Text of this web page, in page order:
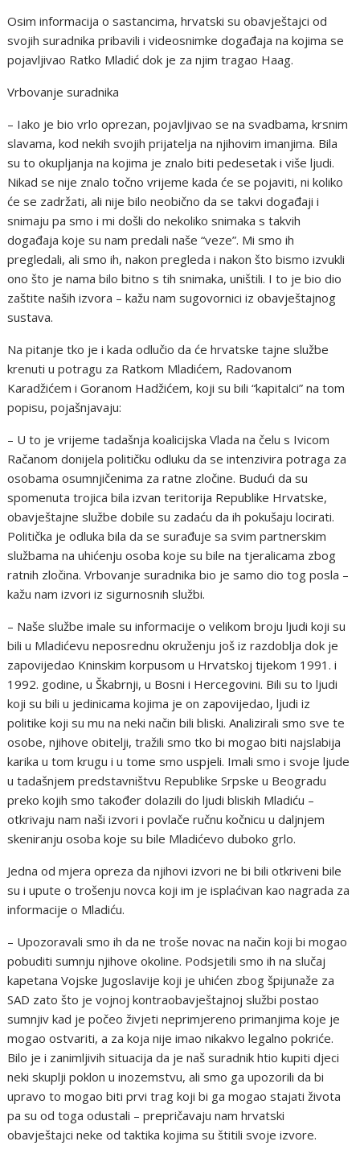
Osim informacija o sastancima, hrvatski su obavještajci od
svojih suradnika pribavili i videosnimke događaja na kojima se
pojavljivao Ratko Mladić dok je za njim tragao Haag.
Vrbovanje suradnika
– Iako je bio vrlo oprezan, pojavljivao se na svadbama, krsnim
slavama, kod nekih svojih prijatelja na njihovim imanjima. Bila
su to okupljanja na kojima je znalo biti pedesetak i više ljudi.
Nikad se nije znalo točno vrijeme kada će se pojaviti, ni koliko
će se zadržati, ali nije bilo neobično da se takvi događaji i
snimaju pa smo i mi došli do nekoliko snimaka s takvih
događaja koje su nam predali naše “veze”. Mi smo ih
pregledali, ali smo ih, nakon pregleda i nakon što bismo izvukli
ono što je nama bilo bitno s tih snimaka, uništili. I to je bio dio
zaštite naših izvora – kažu nam sugovornici iz obavještajnog
sustava.
Na pitanje tko je i kada odlučio da će hrvatske tajne službe
krenuti u potragu za Ratkom Mladićem, Radovanom
Karadžićem i Goranom Hadžićem, koji su bili “kapitalci” na tom
popisu, pojašnjavaju:
– U to je vrijeme tadašnja koalicijska Vlada na čelu s Ivicom
Račanom donijela političku odluku da se intenzivira potraga za
osobama osumnjičenima za ratne zločine. Budući da su
spomenuta trojica bila izvan teritorija Republike Hrvatske,
obavještajne službe dobile su zadaću da ih pokušaju locirati.
Politička je odluka bila da se surađuje sa svim partnerskim
službama na uhićenju osoba koje su bile na tjeralicama zbog
ratnih zločina. Vrbovanje suradnika bio je samo dio tog posla –
kažu nam izvori iz sigurnosnih službi.
– Naše službe imale su informacije o velikom broju ljudi koji su
bili u Mladićevu neposrednu okruženju još iz razdoblja dok je
zapovijedao Kninskim korpusom u Hrvatskoj tijekom 1991. i
1992. godine, u Škabrnji, u Bosni i Hercegovini. Bili su to ljudi
koji su bili u jedinicama kojima je on zapovijedao, ljudi iz
politike koji su mu na neki način bili bliski. Analizirali smo sve te
osobe, njihove obitelji, tražili smo tko bi mogao biti najslabija
karika u tom krugu i u tome smo uspjeli. Imali smo i svoje ljude
u tadašnjem predstavništvu Republike Srpske u Beogradu
preko kojih smo također dolazili do ljudi bliskih Mladiću –
otkrivaju nam naši izvori i povlače ručnu kočnicu u daljnjem
skeniranju osoba koje su bile Mladićevo duboko grlo.
Jedna od mjera opreza da njihovi izvori ne bi bili otkriveni bile
su i upute o trošenju novca koji im je isplaćivan kao nagrada za
informacije o Mladiću.
– Upozoravali smo ih da ne troše novac na način koji bi mogao
pobuditi sumnju njihove okoline. Podsjetili smo ih na slučaj
kapetana Vojske Jugoslavije koji je uhićen zbog špijunaže za
SAD zato što je vojnoj kontraobavještajnoj službi postao
sumnjiv kad je počeo živjeti neprimjereno primanjima koje je
mogao ostvariti, a za koja nije imao nikakvo legalno pokriće.
Bilo je i zanimljivih situacija da je naš suradnik htio kupiti djeci
neki skuplji poklon u inozemstvu, ali smo ga upozorili da bi
upravo to mogao biti prvi trag koji bi ga mogao stajati života
pa su od toga odustali – prepričavaju nam hrvatski
obavještajci neke od taktika kojima su štitili svoje izvore.